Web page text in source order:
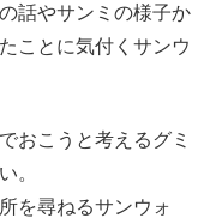
話やサンミの様子か
ことに気付くサンウ
おこうと考えるグミ
。
を尋ねるサンウォ